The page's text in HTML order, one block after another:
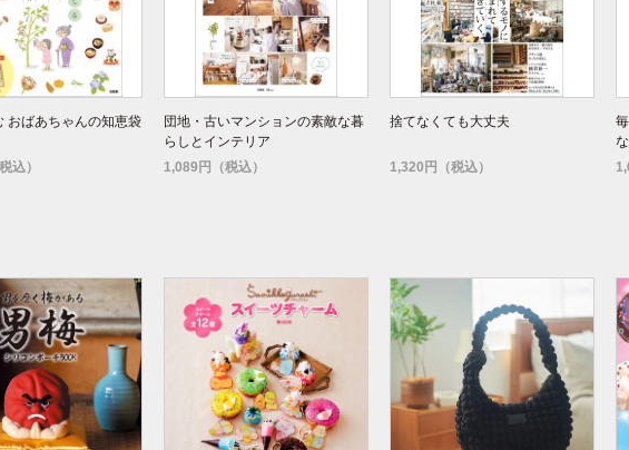
おばあちゃんの知恵袋
込）
団地・古いマンションの素敵な暮
らしとインテリア
1,089円（税込）
捨てなくても大丈夫
1,320円（税込）